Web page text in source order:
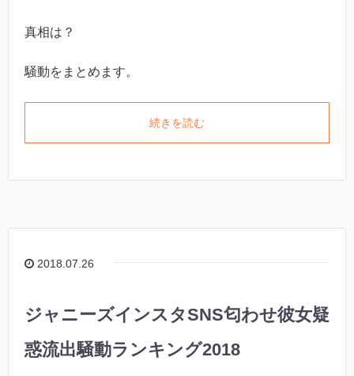
真相は？
騒動をまとめます。
続きを読む
2018.07.26
ジャニーズインスタSNS匂わせ彼女疑
惑流出騒動ランキング2018